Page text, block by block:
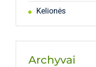
Kelionės
Archyvai